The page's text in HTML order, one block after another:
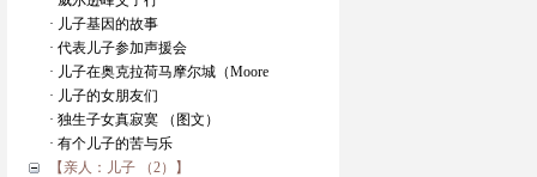
· 儿子基因的故事
· 代表儿子参加声援会
· 儿子在奥克拉荷马摩尔城（Moore
· 儿子的女朋友们
· 独生子女真寂寞 （图文）
· 有个儿子的苦与乐
【亲人：儿子 （2）】